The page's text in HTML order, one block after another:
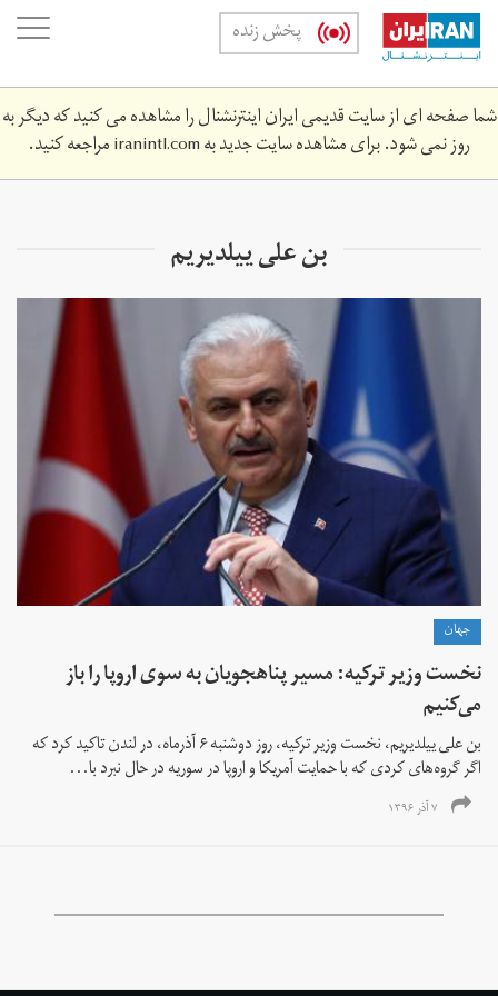
Skip
main
content
پخش زنده
شما صفحه ای از سایت قدیمی ایران اینترنشنال را مشاهده می کنید که دیگر به
روز نمی شود. برای مشاهده سایت جدید بهiranintl.comمراجعه کنید.
بن علی ییلدیریم
جهان
نخست وزیر ترکیه: مسیر پناهجویان به سوی اروپا را باز
می‌کنیم
بن علی ییلدیریم، نخست وزیر ترکیه‌، روز دوشنبه ۶ آذرماه، در لندن تاکید کرد که
اگر گروه‌های کردی که با حمایت آمریکا و اروپا در سوریه در حال نبرد با...
۷ آذر ۱۳۹۶